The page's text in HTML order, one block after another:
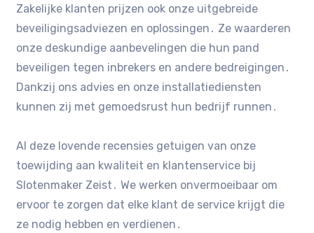
Zakelijke klanten prijzen ook onze uitgebreide
beveiligingsadviezen en oplossingen․ Ze waarderen
onze deskundige aanbevelingen die hun pand
beveiligen tegen inbrekers en andere bedreigingen․
Dankzij ons advies en onze installatiediensten
kunnen zij met gemoedsrust hun bedrijf runnen․
Al deze lovende recensies getuigen van onze
toewijding aan kwaliteit en klantenservice bij
Slotenmaker Zeist․ We werken onvermoeibaar om
ervoor te zorgen dat elke klant de service krijgt die
ze nodig hebben en verdienen․